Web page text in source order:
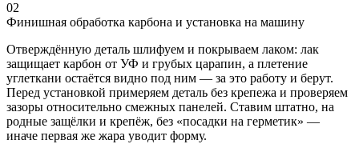
02
Финишная обработка карбона и установка на машину
Отверждённую деталь шлифуем и покрываем лаком: лак
защищает карбон от УФ и грубых царапин, а плетение
углеткани остаётся видно под ним — за это работу и берут.
Перед установкой примеряем деталь без крепежа и проверяем
зазоры относительно смежных панелей. Ставим штатно, на
родные защёлки и крепёж, без «посадки на герметик» —
иначе первая же жара уводит форму.